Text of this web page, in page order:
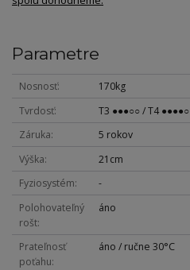
Parametre
Nosnosť
170kg
Tvrdosť
T3 ●●●○○ / T4 ●●●●○
Záruka
5 rokov
Výška
21cm
Fyziosystém
-
Polohovateľný
rošt
áno
Prateľnosť
poťahu
áno / ručne 30°C